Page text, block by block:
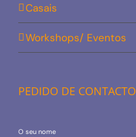
Casais
Workshops/ Eventos
PEDIDO DE CONTACTO
O seu nome